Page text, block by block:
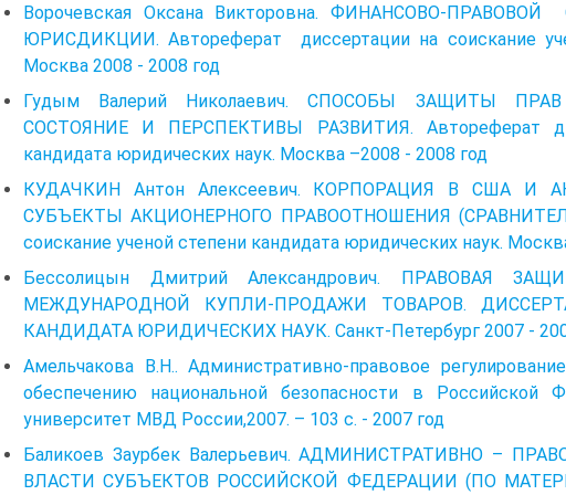
Ворочевская Оксана Викторовна. ФИНАНСОВО-
ЮРИСДИКЦИИ. Автореферат диссертации на соискание
Москва 2008 - 2008 год
Гудым Валерий Николаевич. СПОСОБЫ ЗАЩИТЫ
СОСТОЯНИЕ И ПЕРСПЕКТИВЫ РАЗВИТИЯ. Автореферат
кандидата юридических наук. Москва –2008 - 2008 год
КУДАЧКИН Антон Алексеевич. КОРПОРАЦИЯ В США И
СУБЪЕКТЫ АКЦИОНЕРНОГО ПРАВООТНОШЕНИЯ
соискание ученой степени кандидата юридических наук.
Бессолицын Дмитрий Александрович. ПРАВОВАЯ
МЕЖДУНАРОДНОЙ КУПЛИ-ПРОДАЖИ ТОВАРОВ.
КАНДИДАТА ЮРИДИЧЕСКИХ НАУК. Санкт-Петербург 2007 -
Амельчакова В.Н.. Административно-правовое
обеспечению национальной безопасности в
университет МВД России,2007. – 103 с. - 2007 год
Баликоев Заурбек Валерьевич. АДМИНИСТРАТИВНО –
ВЛАСТИ СУБЪЕКТОВ РОССИЙСКОЙ ФЕДЕРАЦИИ (ПО